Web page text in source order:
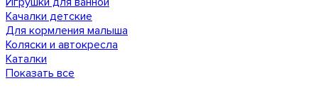
Качалки детские
Для кормления малыша
Коляски и автокресла
Каталки
Показать все